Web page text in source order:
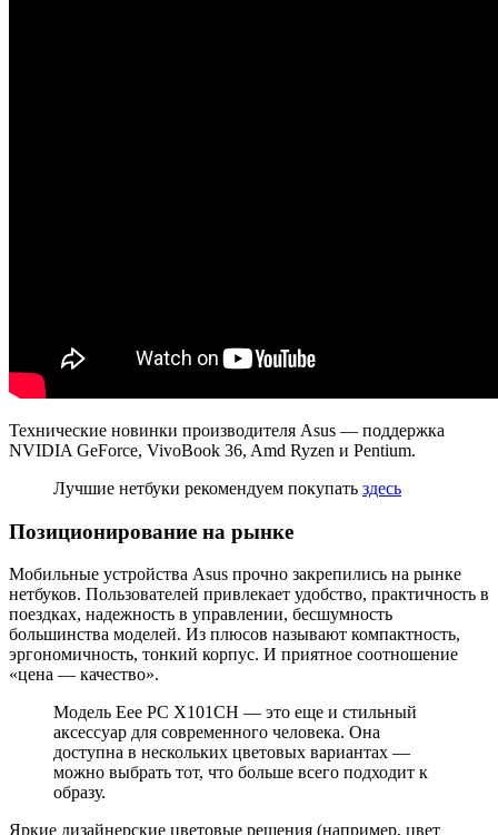
Технические новинки производителя Asus — поддержка
NVIDIA GeForce, VivoBook 36, Amd Ryzen и Pentium.
Лучшие нетбуки рекомендуем покупать здесь
Позиционирование на рынке
Мобильные устройства Asus прочно закрепились на рынке
нетбуков. Пользователей привлекает удобство, практичность в
поездках, надежность в управлении, бесшумность
большинства моделей. Из плюсов называют компактность,
эргономичность, тонкий корпус. И приятное соотношение
«цена — качество».
Модель Eee PC X101CH — это еще и стильный
аксессуар для современного человека. Она
доступна в нескольких цветовых вариантах —
можно выбрать тот, что больше всего подходит к
образу.
Яркие дизайнерские цветовые решения (например, цвет